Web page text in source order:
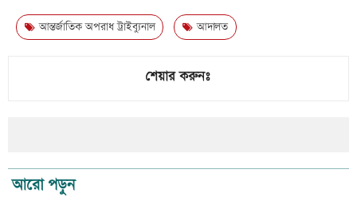
আন্তর্জাতিক অপরাধ ট্রাইব্যুনাল আদালত
শেয়ার করুনঃ
আরো পড়ুন